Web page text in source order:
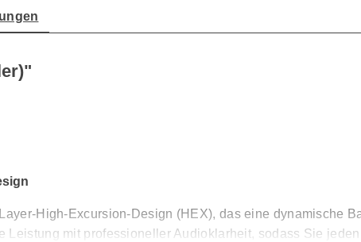
High-Excursion-Design (HEX), das eine dynamische
mit professioneller Audioklarheit, sodass Sie